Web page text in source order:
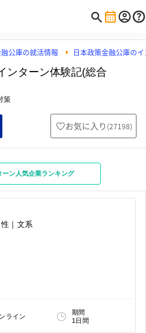
公庫の就活情報 日本政策金融公庫の
ンターン体験記(総合
策
お気に入り (27198)
ーン人気企業ランキング
｜文系
ライン
期間
1日間